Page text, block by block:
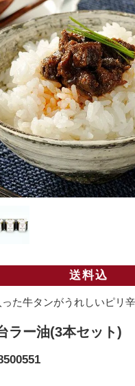
送料込
た牛タンがうれしいピリ
ラー油(3本セット)